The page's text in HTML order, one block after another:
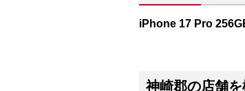
iPhone 17 Pro
神崎郡の店舗